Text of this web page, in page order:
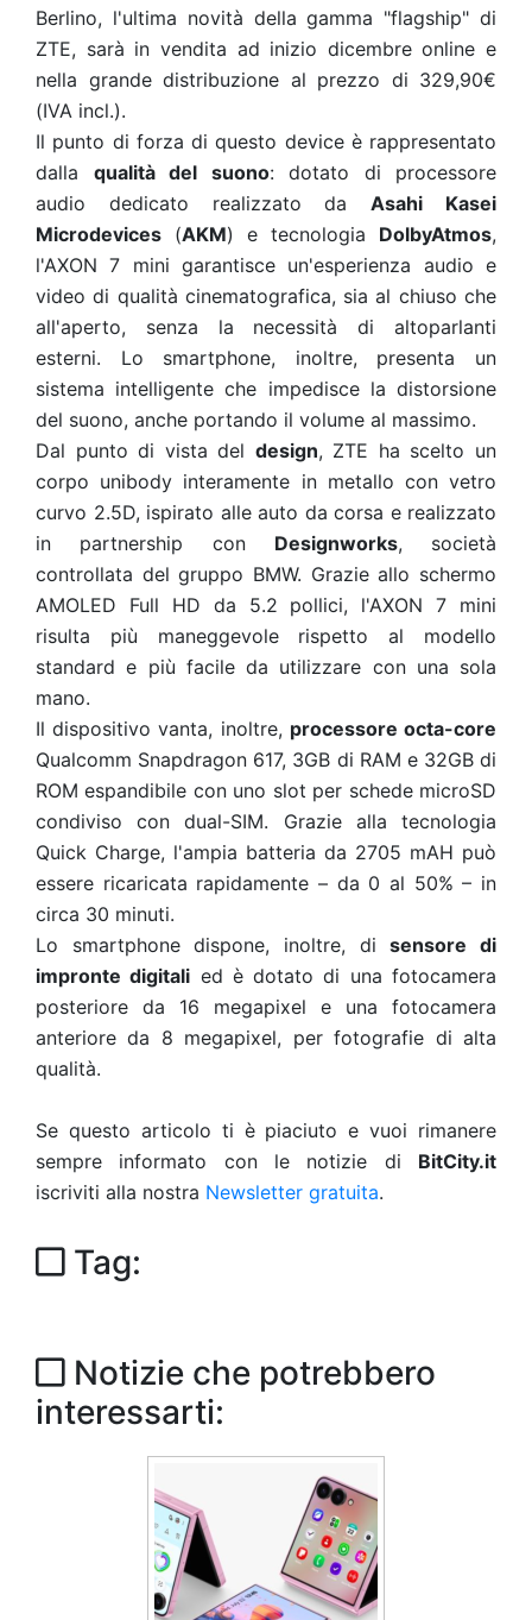
Berlino, l'ultima novità della gamma "flagship" di
ZTE, sarà in vendita ad inizio dicembre online e
nella grande distribuzione al prezzo di 329,90€
(IVA incl.).
Il punto di forza di questo device è rappresentato
dalla qualità del suono: dotato di processore
audio dedicato realizzato daAsahi Kasei
Microdevices (AKM) e tecnologia DolbyAtmos,
l'AXON 7 mini garantisce un'esperienza audio e
video di qualità cinematografica, sia al chiuso che
all'aperto, senza la necessità di altoparlanti
esterni. Lo smartphone, inoltre, presenta un
sistema intelligente che impedisce la distorsione
del suono, anche portando il volume al massimo.
Dal punto di vista del design, ZTE ha scelto un
corpo unibody interamente in metallo con vetro
curvo 2.5D, ispirato alle auto da corsa e realizzato
in partnership con Designworks, società
controllata del gruppo BMW. Grazie allo schermo
AMOLED Full HD da 5.2 pollici, l'AXON 7 mini
risulta più maneggevole rispetto al modello
standard e più facile da utilizzare con una sola
mano.
Il dispositivo vanta, inoltre, processore octa-core
Qualcomm Snapdragon 617, 3GB di RAM e 32GB di
ROM espandibile con uno slot per schede microSD
condiviso con dual-SIM. Grazie alla tecnologia
Quick Charge, l'ampia batteria da 2705 mAH può
essere ricaricata rapidamente – da 0 al 50% – in
circa 30 minuti.
Lo smartphone dispone, inoltre, disensore di
impronte digitali ed è dotato di una fotocamera
posteriore da 16 megapixel e una fotocamera
anteriore da 8 megapixel, per fotografie di alta
qualità.
Se questo articolo ti è piaciuto e vuoi rimanere
sempre informato con le notizie di BitCity.it
iscriviti alla nostra Newsletter gratuita.
Tag:
Notizie che potrebbero
interessarti: